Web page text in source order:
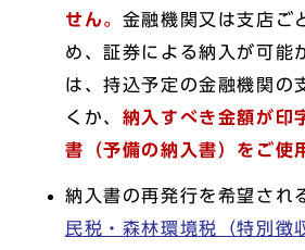
せん。 金融機関又は支店ご
め、証券による納入が可能
は、持込予定の金融機関の
くか、 納入すべき金額が印
書（予備の納入書）をご使
納入書の再発行を希望され
民税・森林環境税（特別徴